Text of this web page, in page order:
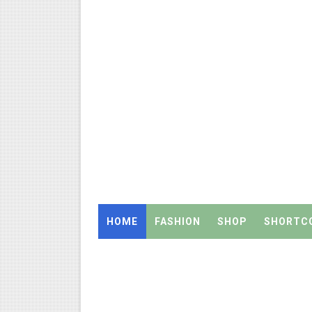
ஆடித் திருவாதிரை 2026:
அரசுப் பள்ளியில் கழிவறை
ஆசிரியர்கள் கவனத்திற்கு!
HOME FASHION SHOP